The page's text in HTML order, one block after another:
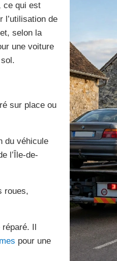
ce qui est
l’utilisation de
selon la
une voiture
sur place ou
du véhicule
l’Île-de-
roues,
réparé. Il
pour une